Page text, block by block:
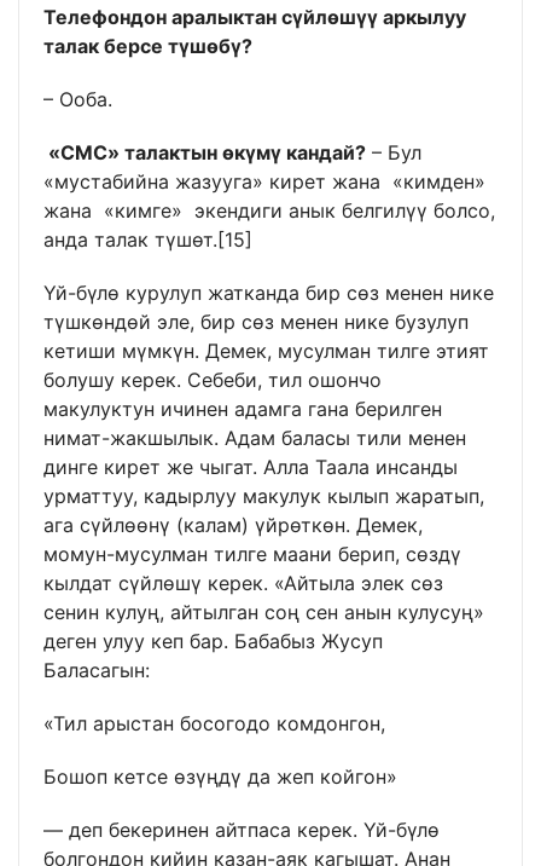
Телефондон аралыктан сүйлөшүү аркылуу
талак берсе түшөбү?
– Ооба.
«СМС» талактын өкүмү кандай? – Бул
«мустабийна жазууга» кирет жана «кимден»
жана «кимге» экендиги анык белгилүү болсо,
анда талак түшөт. [15]
Үй-бүлө курулуп жатканда бир сөз менен нике
түшкөндөй эле, бир сөз менен нике бузулуп
кетиши мүмкүн. Демек, мусулман тилге этият
болушу керек. Себеби, тил ошончо
макулуктун ичинен адамга гана берилген
нимат-жакшылык. Адам баласы тили менен
динге кирет же чыгат. Алла Таала инсанды
урматтуу, кадырлуу макулук кылып жаратып,
ага сүйлөөнү (калам) үйрөткөн. Демек,
момун-мусулман тилге маани берип, сөздү
кылдат сүйлөшү керек. «Айтыла элек сөз
сенин кулуң, айтылган соң сен анын кулусуң»
деген улуу кеп бар. Бабабыз Жусуп
Баласагын:
«Тил арыстан босогодо комдонгон,
Бошоп кетсе өзүңдү да жеп койгон»
— деп бекеринен айтпаса керек. Үй-бүлө
болгондон кийин казан-аяк кагышат. Анан